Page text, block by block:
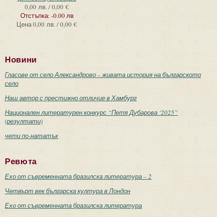
0,00 лв. / 0,00 €
Отстъпка: -0.00 лв
Цена0,00 лв. / 0,00 €
Новини
Гласове от село Александрово – живата история на българското
село
Наш автор с престижно отличие в Хамбург
Национален литературен конкурс “Петя Дубарова ‘2025”
(резултати)
чети по-нататък
Ревюта
Ехо от съвременната бразилска литература – 2
Четвърт век българска култура в Лондон
Ехо от съвременната бразилска литература